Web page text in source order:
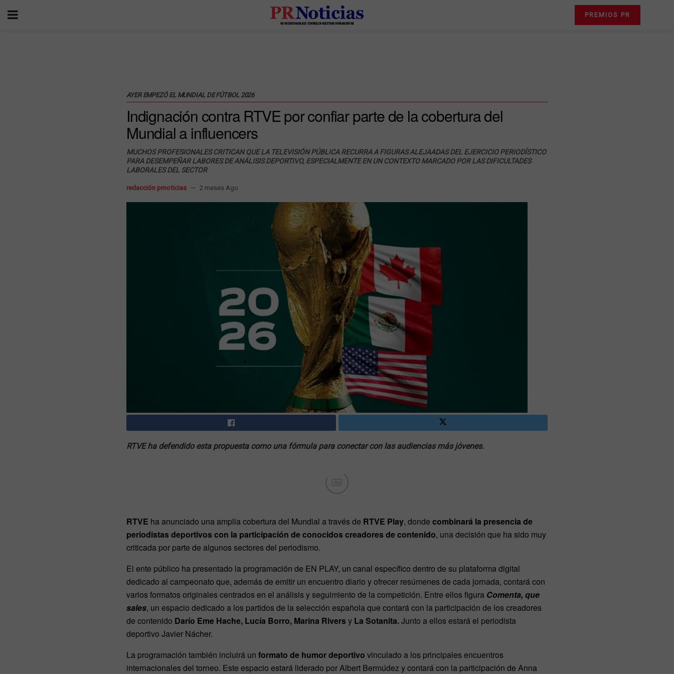
PREMIOS PR
AYER EMPEZÓ EL MUNDIAL DE FÚTBOL 2026
Indignación contra RTVE por confiar parte de la cobertura del
Mundial a influencers
MUCHOS PROFESIONALES CRITICAN QUE LA TELEVISIÓN PÚBLICA RECURRA A FIGURAS ALEJAADAS DEL EJERCICIO PERIODÍSTICO
PARA DESEMPEÑAR LABORES DE ANÁLISIS DEPORTIVO, ESPECIALMENTE EN UN CONTEXTO MARCADO POR LAS DIFICULTADES
LABORALES DEL SECTOR
redacción prnoticias 2 meses Ago
RTVE ha defendido esta propuesta como una fórmula para conectar con las audiencias más jóvenes.
Ad
RTVE ha anunciado una amplia cobertura del Mundial a través de RTVE Play, donde combinará la presencia de
periodistas deportivos con la participación de conocidos creadores de contenido, una decisión que ha sido muy
criticada por parte de algunos sectores del periodismo.
El ente público ha presentado la programación de EN PLAY, un canal específico dentro de su plataforma digital
dedicado al campeonato que, además de emitir un encuentro diario y ofrecer resúmenes de cada jornada, contará con
varios formatos originales centrados en el análisis y seguimiento de la competición. Entre ellos figura Comenta, que
sales, un espacio dedicado a los partidos de la selección española que contará con la participación de los creadores
de contenido Darío Eme Hache, Lucía Borro, Marina Rivers y La Sotanita.Junto a ellos estará el periodista
deportivo Javier Nácher.
La programación también incluirá un formato de humor deportivo vinculado a los principales encuentros
internacionales del torneo. Este espacio estará liderado por Albert Bermúdez y contará con la participación de Anna